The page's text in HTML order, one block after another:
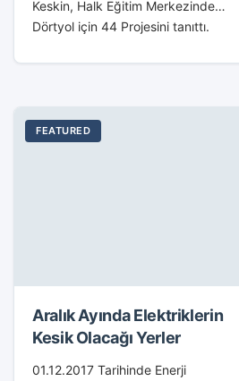
Keskin, Halk Eğitim Merkezinde
Dörtyol için 44 Projesini tanıttı.
Milletvekili ve MKYK üyesi H.
FEATURED
Aralık Ayında Elektriklerin
Kesik Olacağı Yerler
01.12.2017 Tarihinde Enerji